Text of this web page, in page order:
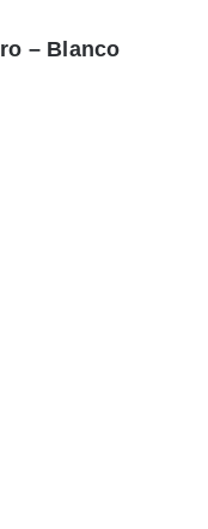
– Blanco